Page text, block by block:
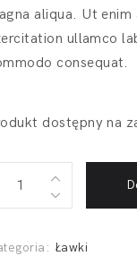
aliqua. Ut
ullamco
consequat.
dostępny na
Ławki